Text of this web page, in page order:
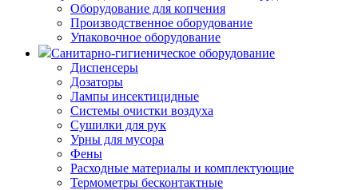
Оборудование для копчения
Производственное оборудование
Упаковочное оборудование
Санитарно-гигиеническое оборудование
Диспенсеры
Дозаторы
Лампы инсектицидные
Системы очистки воздуха
Сушилки для рук
Урны для мусора
Фены
Расходные материалы и комплектующие
Термометры бесконтактные